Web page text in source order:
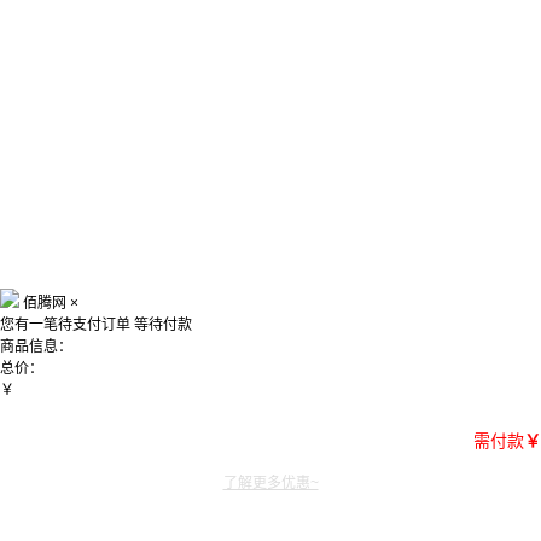
佰腾网 ×
您有一笔待支付订单 等待付款
商品信息：
总价：
￥
需付款￥
了解更多优惠~